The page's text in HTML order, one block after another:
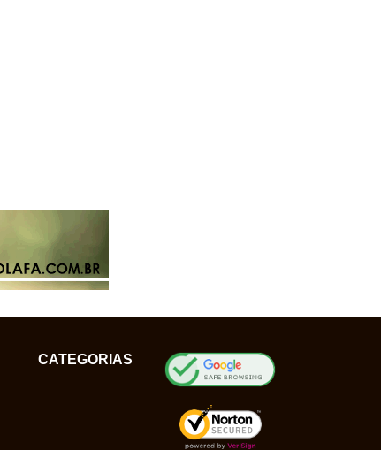
CATEGORIAS